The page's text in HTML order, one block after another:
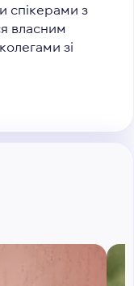
спікерами з
власним
зі